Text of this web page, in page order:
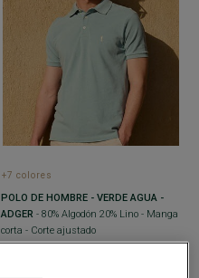
+7 colores
POLO DE HOMBRE - VERDE AGUA -
ADGER - 80% Algodón 20% Lino - Manga
corta - Corte ajustado